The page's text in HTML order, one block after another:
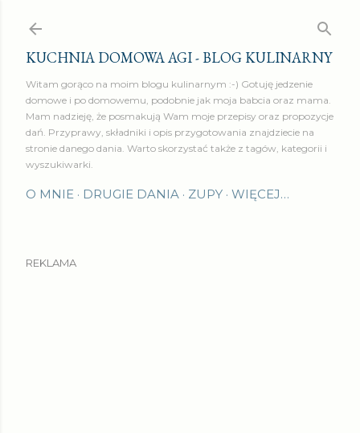
KUCHNIA DOMOWA AGI - BLOG KULINARNY
Witam gorąco na moim blogu kulinarnym :-) Gotuję jedzenie
domowe i po domowemu, podobnie jak moja babcia oraz mama.
Mam nadzieję, że posmakują Wam moje przepisy oraz propozycje
dań. Przyprawy, składniki i opis przygotowania znajdziecie na
stronie danego dania. Warto skorzystać także z tagów, kategorii i
wyszukiwarki.
O MNIE DRUGIE DANIA ZUPY WIĘCEJ…
REKLAMA